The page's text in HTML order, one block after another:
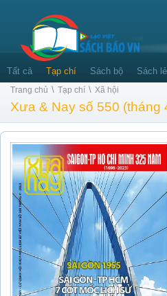
Tất cả Tạp chí Sách bộ Sách lẻ
Trang chủ \ Tạp chí \ Xã hội
Xưa & Nay số 550 (tháng